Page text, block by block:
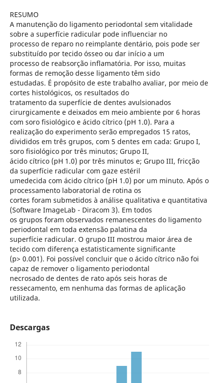
RESUMO
A manutenção do ligamento periodontal sem vitalidade
sobre a superfície radicular pode influenciar no
processo de reparo no reimplante dentário, pois pode ser
substituído por tecido ósseo ou dar início a um
processo de reabsorção inflamatória. Por isso, muitas
formas de remoção desse ligamento têm sido
estudadas. É propósito de este trabalho avaliar, por meio de
cortes histológicos, os resultados do
tratamento da superfície de dentes avulsionados
cirurgicamente e deixados em meio ambiente por 6 horas
com soro fisiológico e ácido cítrico (pH 1.0). Para a
realização do experimento serão empregados 15 ratos,
divididos em três grupos, com 5 dentes em cada: Grupo I,
soro fisiológico por três minutos; Grupo II,
ácido cítrico (pH 1.0) por três minutos e; Grupo III, fricção
da superfície radicular com gaze estéril
umedecida com ácido cítrico (pH 1.0) por um minuto. Após o
processamento laboratorial de rotina os
cortes foram submetidos à análise qualitativa e quantitativa
(Software ImageLab - Diracom 3). Em todos
os grupos foram observados remanescentes do ligamento
periodontal em toda extensão palatina da
superfície radicular. O grupo III mostrou maior área de
tecido com diferença estatisticamente significante
(p> 0.001). Foi possível concluir que o ácido cítrico não foi
capaz de remover o ligamento periodontal
necrosado de dentes de rato após seis horas de
ressecamento, em nenhuma das formas de aplicação
utilizada.
Descargas